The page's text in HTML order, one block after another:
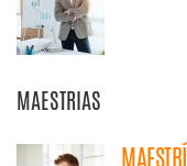
MAESTRIAS